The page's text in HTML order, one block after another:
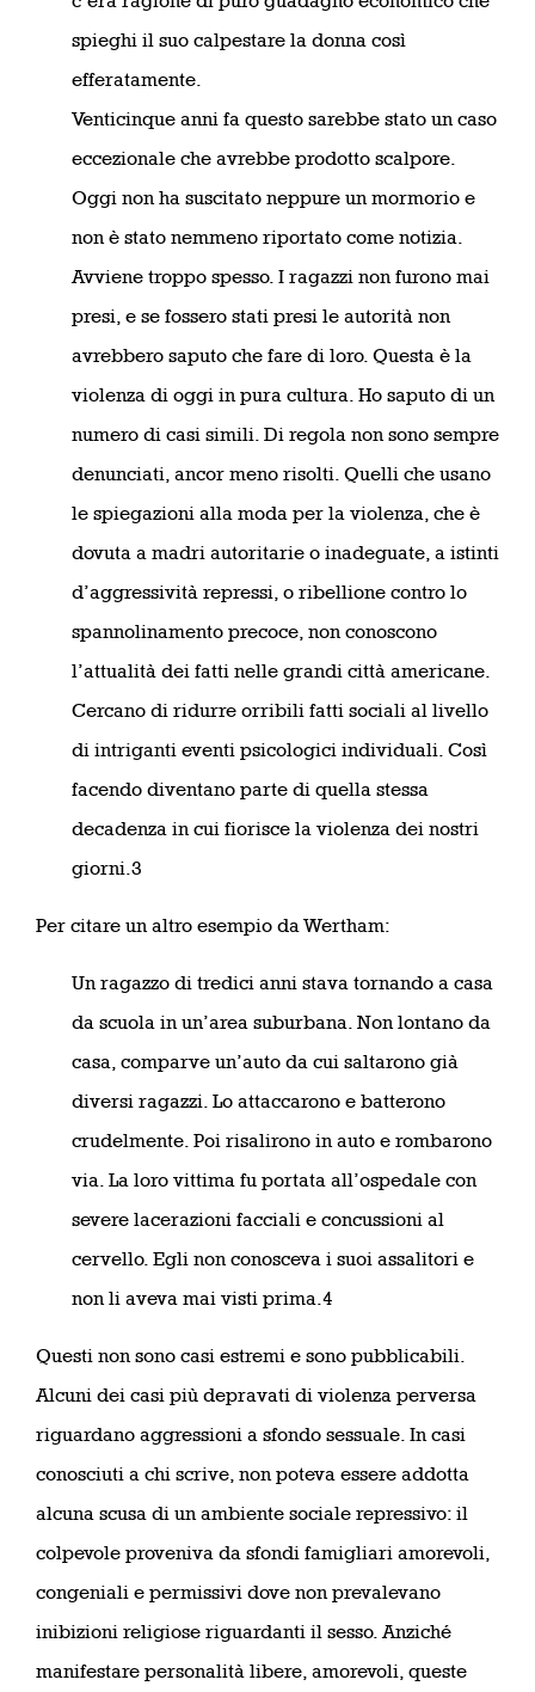
spieghi il suo calpestare la donna così
efferatamente.
Venticinque anni fa questo sarebbe stato un caso
eccezionale che avrebbe prodotto scalpore.
Oggi non ha suscitato neppure un mormorio e
non è stato nemmeno riportato come notizia.
Avviene troppo spesso. I ragazzi non furono mai
presi, e se fossero stati presi le autorità non
avrebbero saputo che fare di loro. Questa è la
violenza di oggi in pura cultura. Ho saputo di un
numero di casi simili. Di regola non sono sempre
denunciati, ancor meno risolti. Quelli che usano
le spiegazioni alla moda per la violenza, che è
dovuta a madri autoritarie o inadeguate, a istinti
d’aggressività repressi, o ribellione contro lo
spannolinamento precoce, non conoscono
l’attualità dei fatti nelle grandi città americane.
Cercano di ridurre orribili fatti sociali al livello
di intriganti eventi psicologici individuali. Così
facendo diventano parte di quella stessa
decadenza in cui fiorisce la violenza dei nostri
giorni.3
Per citare un altro esempio da Wertham:
Un ragazzo di tredici anni stava tornando a casa
da scuola in un’area suburbana. Non lontano da
casa, comparve un’auto da cui saltarono già
diversi ragazzi. Lo attaccarono e batterono
crudelmente. Poi risalirono in auto e rombarono
via. La loro vittima fu portata all’ospedale con
severe lacerazioni facciali e concussioni al
cervello. Egli non conosceva i suoi assalitori e
non li aveva mai visti prima.4
Questi non sono casi estremi e sono pubblicabili.
Alcuni dei casi più depravati di violenza perversa
riguardano aggressioni a sfondo sessuale. In casi
conosciuti a chi scrive, non poteva essere addotta
alcuna scusa di un ambiente sociale repressivo: il
colpevole proveniva da sfondi famigliari amorevoli,
congeniali e permissivi dove non prevalevano
inibizioni religiose riguardanti il sesso. Anziché
manifestare personalità libere, amorevoli, queste